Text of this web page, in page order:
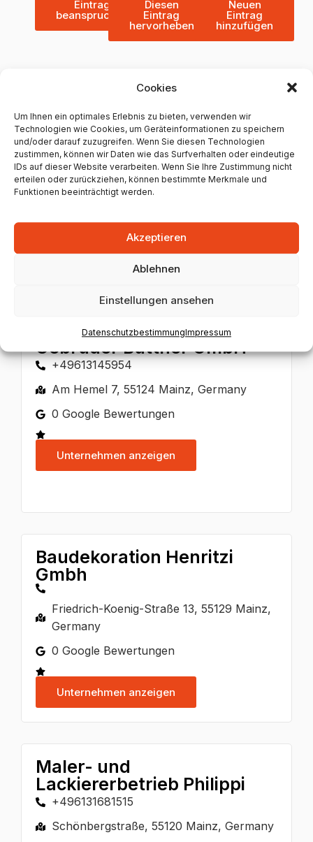
Cookies
Um Ihnen ein optimales Erlebnis zu bieten, verwenden wir
Technologien wie Cookies, um Geräteinformationen zu speichern
und/oder darauf zuzugreifen. Wenn Sie diesen Technologien
zustimmen, können wir Daten wie das Surfverhalten oder eindeutige
IDs auf dieser Website verarbeiten. Wenn Sie Ihre Zustimmung nicht
erteilen oder zurückziehen, können bestimmte Merkmale und
Funktionen beeinträchtigt werden.
Akzeptieren
Ablehnen
Einstellungen ansehen
DatenschutzbestimmungImpressum
Eintrag
beanspruchen
Diesen
Eintrag
hervorheben
Neuen
Eintrag
hinzufügen
Herbert Müller Ideen &
Farbe
Sömmerringstraße 21, 55118 Mainz,
0 Google Bewertungen
Unternehmen anzeigen
Gebrüder Büttner GmbH
+49613145954
Am Hemel 7, 55124 Mainz, Germany
0 Google Bewertungen
Unternehmen anzeigen
Baudekoration Henritzi
Gmbh
Friedrich-Koenig-Straße 13, 55129 Mainz,
Germany
0 Google Bewertungen
Unternehmen anzeigen
Maler- und
Lackiererbetrieb Philippi
+496131681515
Schönbergstraße, 55120 Mainz, Germany